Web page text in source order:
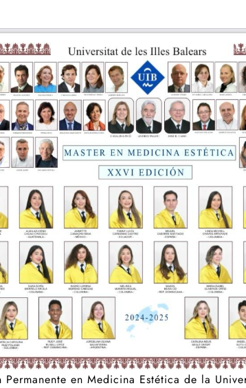
Permanente en Medicina Estética de la